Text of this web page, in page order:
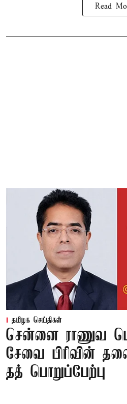
Read
தமிழக செய்திகள்
சென்னை ராணுவ
சேவை பிரிவின்
தத் பொறுப்பேற்பு